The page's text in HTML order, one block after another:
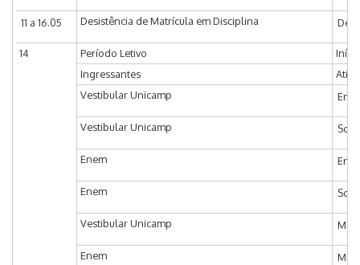
11 a 16.05 Desistência de Matrícula em Disciplina
14 Período Letivo
Ingressantes
Vestibular Unicamp
Vestibular Unicamp
Enem
Enem
Vestibular Unicamp
Enem